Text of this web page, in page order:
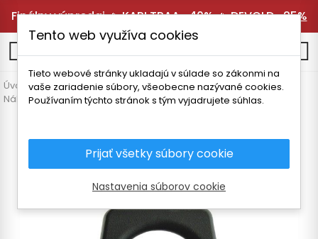
Finálny výpredaj 🔥KARI TRAA -40%🔥DEVOLD -25%
Úvodná stránka Vybavenie
Termosky a fľaše
Náhradné diely a doplnky
LAKEN FUTURA CAP VRCHNÁK
Tento web využíva cookies
Tieto webové stránky ukladajú v súlade so zákonmi na
vaše zariadenie súbory, všeobecne nazývané cookies.
Používaním týchto stránok s tým vyjadrujete súhlas.
Prijať všetky súbory cookie
Nastavenia súborov cookie